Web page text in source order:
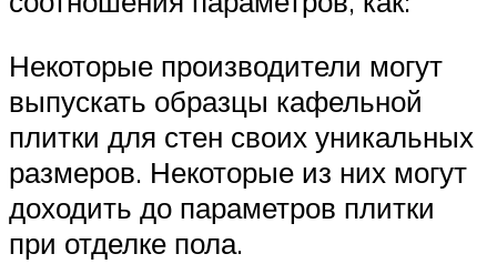
Некоторые производители могут
выпускать образцы кафельной
плитки для стен своих уникальных
размеров. Некоторые из них могут
доходить до параметров плитки
при отделке пола.